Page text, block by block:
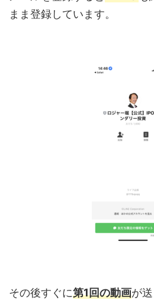
まま登録しています。
その後すぐに第1回の動画が